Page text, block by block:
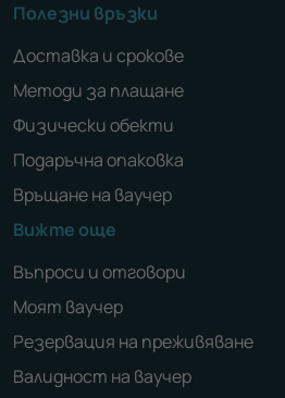
Полезни връзки
Доставка и срокове
Методи за плащане
Физически обекти
Подаръчна опаковка
Връщане на ваучер
Вижте още
Въпроси и отговори
Моят ваучер
Резервация на преживяване
Валидност на ваучер